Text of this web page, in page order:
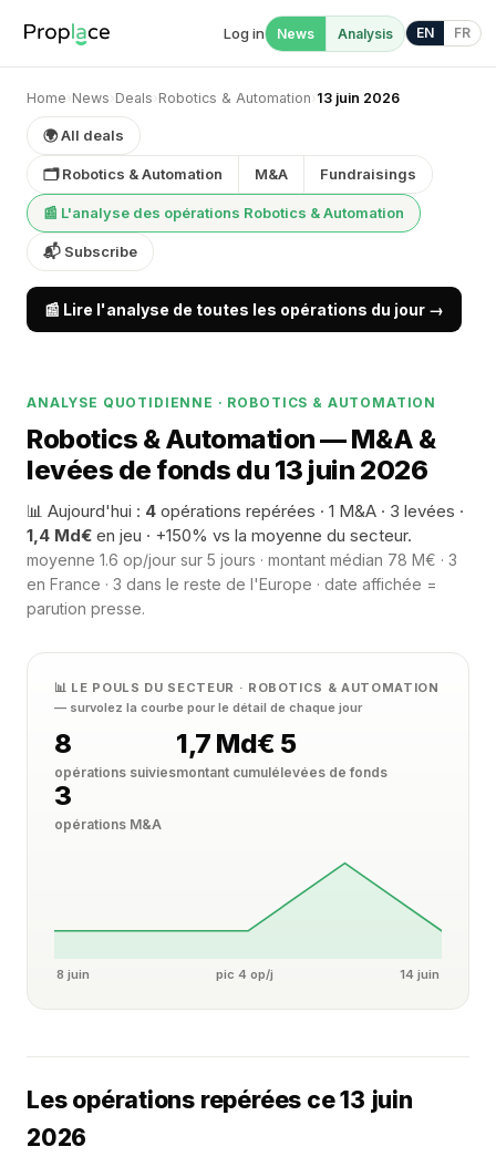
Log in News Analysis EN FR
Home› News› Deals› Robotics & Automation› 13 juin 2026
🌍 All deals
🗂 Robotics & Automation M&A Fundraisings
📰 L'analyse des opérations Robotics & Automation
📬 Subscribe
📰 Lire l'analyse de toutes les opérations du jour →
ANALYSE QUOTIDIENNE · ROBOTICS & AUTOMATION
Robotics & Automation — M&A &
levées de fonds du 13 juin 2026
📊 Aujourd'hui : 4 opérations repérées · 1 M&A · 3 levées ·
1,4 Md€ en jeu · +150% vs la moyenne du secteur.
moyenne 1.6 op/jour sur 5 jours · montant médian 78 M€ · 3
en France · 3 dans le reste de l'Europe · date affichée =
parution presse.
📊 LE POULS DU SECTEUR · ROBOTICS & AUTOMATION
— survolez la courbe pour le détail de chaque jour
8
opérations suivies
1,7 Md€
montant cumulé
5
levées de fonds
3
opérations M&A
8 juin pic 4 op/j 14 juin
Les opérations repérées ce 13 juin
2026